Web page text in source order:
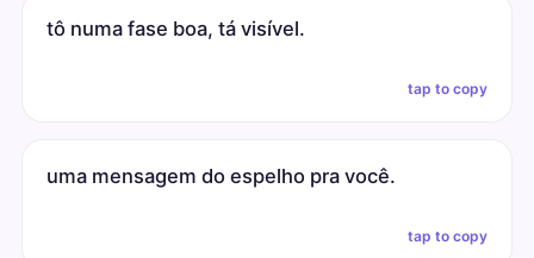
tô numa fase boa, tá visível.
tap to copy
uma mensagem do espelho pra você.
tap to copy